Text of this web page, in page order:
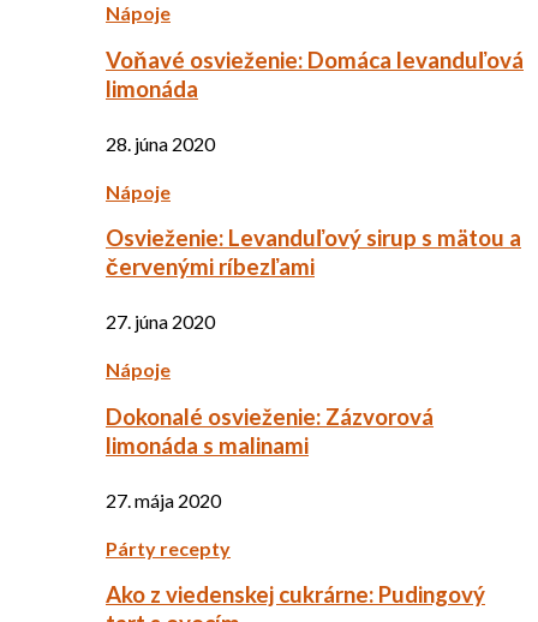
Nápoje
Voňavé osvieženie: Domáca levanduľová
limonáda
28. júna 2020
Nápoje
Osvieženie: Levanduľový sirup s mätou a
červenými ríbezľami
27. júna 2020
Nápoje
Dokonalé osvieženie: Zázvorová
limonáda s malinami
27. mája 2020
Párty recepty
Ako z viedenskej cukrárne: Pudingový